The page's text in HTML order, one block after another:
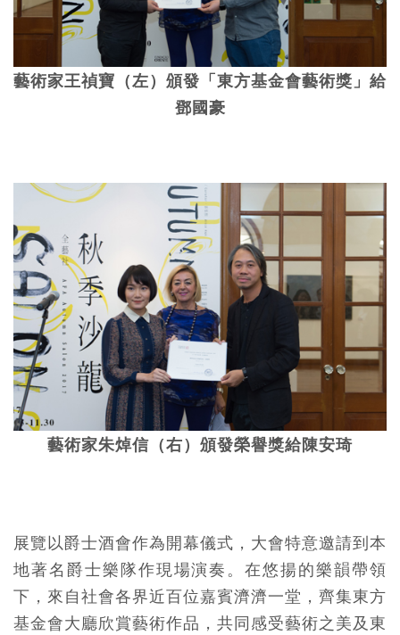
藝術家王禎寶（左）頒發「東方基金會藝術獎」給
鄧國豪
藝術家朱焯信（右）頒發榮譽獎給陳安琦
展覽以爵士酒會作為開幕儀式，大會特意邀請到本
地著名爵士樂隊作現場演奏。在悠揚的樂韻帶領
下，來自社會各界近百位嘉賓濟濟一堂，齊集東方
基金會大廳欣賞藝術作品，共同感受藝術之美及東